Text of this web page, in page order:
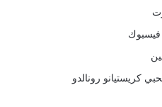
كريستيانو رونالدو